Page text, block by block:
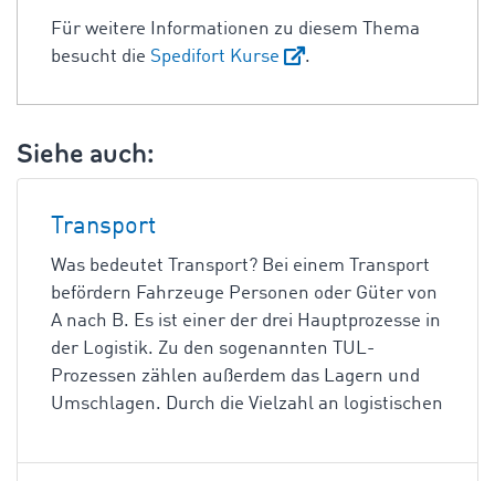
Für weitere Informationen zu diesem Thema
besucht die Spedifort Kurse .
Siehe auch:
Transport
Was bedeutet Transport? Bei einem Transport
befördern Fahrzeuge Personen oder Güter von
A nach B. Es ist einer der drei Hauptprozesse in
der Logistik. Zu den sogenannten TUL-
Prozessen zählen außerdem das Lagern und
Umschlagen. Durch die Vielzahl an logistischen